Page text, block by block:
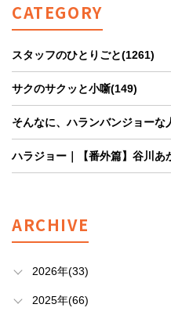
CATEGORY
スタッフのひとりごと(1261)
サクのサクッと小噺(149)
そんなに、ハランバンジョーな
ハラジョー｜【番外篇】谷川あ
ARCHIVE
2026年(33)
2025年(66)